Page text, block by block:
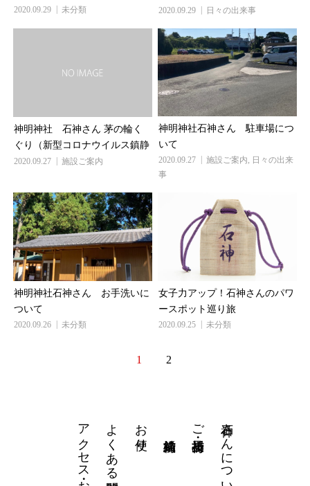
2020.09.29 未分類
フェイスブック開設
2020.09.29 日々の出来事
神明神社 石神さん 茅の輪く
ぐり（新型コロナウイルス鎮静
祈願）について
2020.09.27 施設ご案内
神明神社石神さん 駐車場につ
いて
2020.09.27 施設ご案内, 日々の出来
事
神明神社石神さん お手洗いに
ついて
2020.09.26 未分類
女子力アップ！石神さんのパワ
ースポット巡り旅
2020.09.25 未分類
1 2
石神さんについて
ご祈祷・授与品
お便り
よくある質問